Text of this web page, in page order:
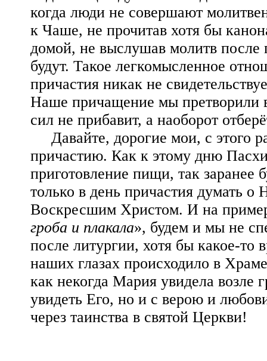
когда люди не совершают
к Чаше, не прочитав хотя бы
домой, не выслушав молитв после
будут. Такое легкомысленное
причастия никак не
Наше причащение мы претворили
сил не прибавит, а наоборот
Давайте, дорогие мои, с этого
причастию. Как к этому дню
приготовление пищи, так заранее
только в день причастия думать о
Воскресшим Христом. И на
гроба и плакала», будем и мы не
после литургии, хотя бы какое-
наших глазах происходило в
как некогда Мария увидела возле
увидеть Его, но и с верою и
через таинства в святой Церкви!